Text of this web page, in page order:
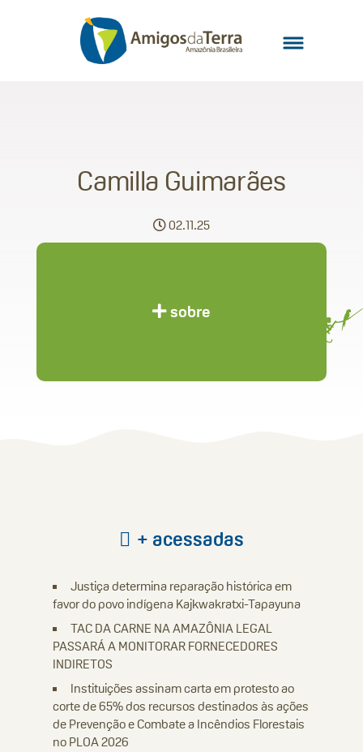
Camilla Guimarães
02.11.25
sobre
+ acessadas
Justiça determina reparação histórica em
favor do povo indígena Kajkwakratxi-Tapayuna
TAC DA CARNE NA AMAZÔNIA LEGAL
PASSARÁ A MONITORAR FORNECEDORES
INDIRETOS
Instituições assinam carta em protesto ao
corte de 65% dos recursos destinados às ações
de Prevenção e Combate a Incêndios Florestais
no PLOA 2026